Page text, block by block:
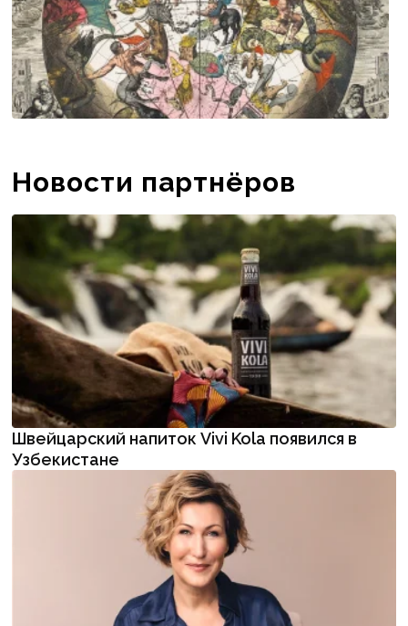
Новости партнёров
Швейцарский напиток Vivi Kola появился в
Узбекистане